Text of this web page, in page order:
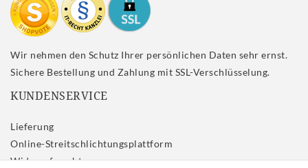
Wir nehmen den Schutz Ihrer persönlichen Daten sehr ernst.
Sichere Bestellung und Zahlung mit SSL-Verschlüsselung.
KUNDENSERVICE
Lieferung
Online-Streitschlichtungsplattform
Widerrufs­recht